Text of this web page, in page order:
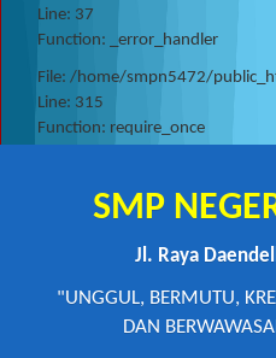
Line: 37
Function: _error_handler
File: /home/smpn5472/
Line: 315
Function: require_once
SMP
Jl. Raya
"UNGGUL, BERMUTU,
DAN